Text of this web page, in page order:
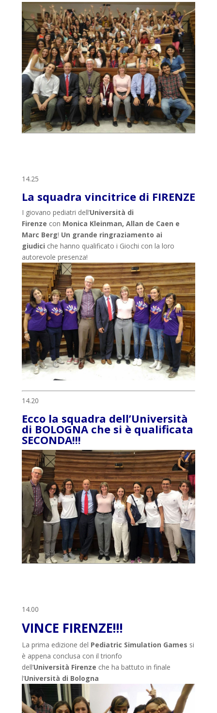
14.25
La squadra vincitrice di FIRENZE
I giovano pediatri dell’Università di
Firenze con Monica Kleinman, Allan de Caen e
Marc Berg! Un grande ringraziamento ai
giudici che hanno qualificato i Giochi con la loro
autorevole presenza!
14.20
Ecco la squadra dell’Università
di BOLOGNA che si è qualificata
SECONDA!!!
14.00
VINCE FIRENZE!!!
La prima edizione del Pediatric Simulation Games si
è appena conclusa con il trionfo
dell’Università Firenze che ha battuto in finale
l’Università di Bologna